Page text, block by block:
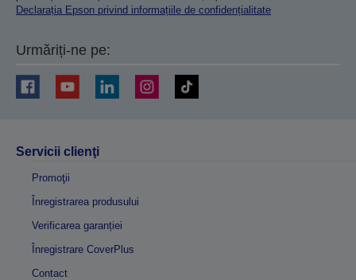
Declarația Epson privind informațiile de confidențialitate
Urmăriți-ne pe:
Servicii clienţi
Promoţii
Înregistrarea produsului
Verificarea garanției
Înregistrare CoverPlus
Contact